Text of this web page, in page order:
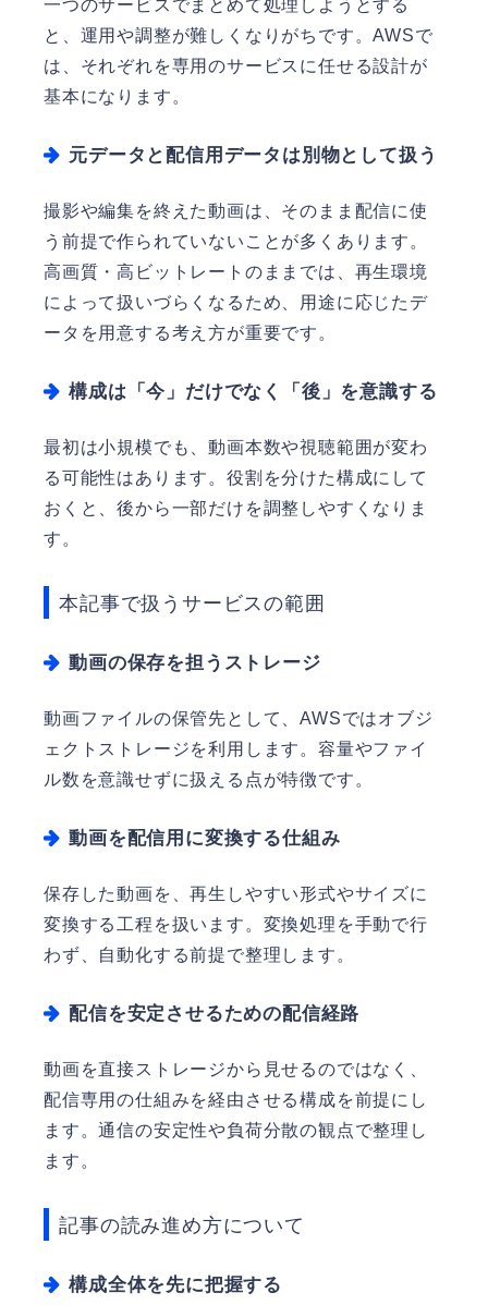
一つのサービスでまとめて処理しようとする
と、運用や調整が難しくなりがちです。AWSで
は、それぞれを専用のサービスに任せる設計が
基本になります。
元データと配信用データは別物として扱う
撮影や編集を終えた動画は、そのまま配信に使
う前提で作られていないことが多くあります。
高画質・高ビットレートのままでは、再生環境
によって扱いづらくなるため、用途に応じたデ
ータを用意する考え方が重要です。
構成は「今」だけでなく「後」を意識する
最初は小規模でも、動画本数や視聴範囲が変わ
る可能性はあります。役割を分けた構成にして
おくと、後から一部だけを調整しやすくなりま
す。
本記事で扱うサービスの範囲
動画の保存を担うストレージ
動画ファイルの保管先として、AWSではオブジ
ェクトストレージを利用します。容量やファイ
ル数を意識せずに扱える点が特徴です。
動画を配信用に変換する仕組み
保存した動画を、再生しやすい形式やサイズに
変換する工程を扱います。変換処理を手動で行
わず、自動化する前提で整理します。
配信を安定させるための配信経路
動画を直接ストレージから見せるのではなく、
配信専用の仕組みを経由させる構成を前提にし
ます。通信の安定性や負荷分散の観点で整理し
ます。
記事の読み進め方について
構成全体を先に把握する